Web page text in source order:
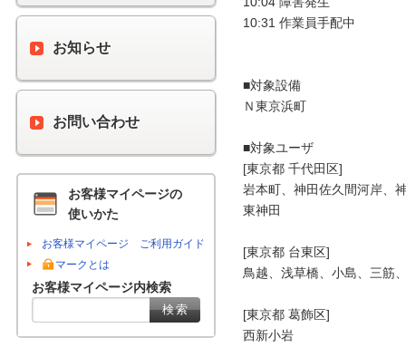
10:31 作業員手配中
■対象設備
Ｎ東京浜町
■対象ユーザ
[東京都 千代田区]
岩本町、神田佐久間河岸、
東神田
[東京都 台東区]
鳥越、浅草橋、小島、三筋
[東京都 葛飾区]
西新小岩
お知らせ
お問い合わせ
お客様マイページの
使いかた
お客様マイページ ご利用ガイド
マークとは
お客様マイページ内検索